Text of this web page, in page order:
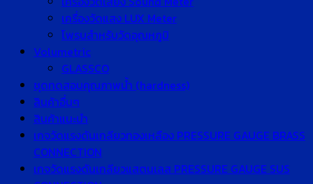
เครื่องวัดแสง LUX Meter
โพรบสำหรับวัดอุณหภูมิ
Volumetric
GLASSCO
ชุดทดสอบคุณภาพน้ำ (hardness)
สินค้าอื่นๆ
สินค้าแนะนำ
เกจวัดแรงดันเกลียวทองเหลือง PRESSURE GAUGE BRASS
CONNECTION
เกจวัดแรงดันเกลียวแสตนเลส PRESSURE GAUGE SUS